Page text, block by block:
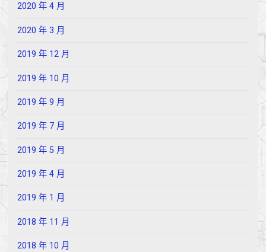
2020 年 4 月
2020 年 3 月
2019 年 12 月
2019 年 10 月
2019 年 9 月
2019 年 7 月
2019 年 5 月
2019 年 4 月
2019 年 1 月
2018 年 11 月
2018 年 10 月